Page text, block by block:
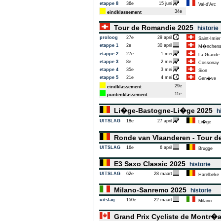
etappe 8
36e 15 juni
Val-d'Arc
eindklassement
34e
Tour de Romandie 2025 historie
proloog 27e 29 april
Saint-Imier
etappe 1
2e 30 april
etappe 2
27e 1 mei
La Grande
etappe 3
8e 2 mei
Cossonay
etappe 4
35e 3 mei
Sion
etappe 5
21e 4 mei
Gen�ve
eindklassement
29e
puntenklassement
11e
Li�ge-Bastogne-Li�ge 2025
UITSLAG 18e 27 april Li�ge
Ronde van Vlaanderen - Tour
UITSLAG 16e 6 april Brugge
E3 Saxo Classic 2025 historie
UITSLAG 62e 28 maart Harelbeke
Milano-Sanremo 2025 historie
uitslag 150e 22 maart Milano
Grand Prix Cycliste de